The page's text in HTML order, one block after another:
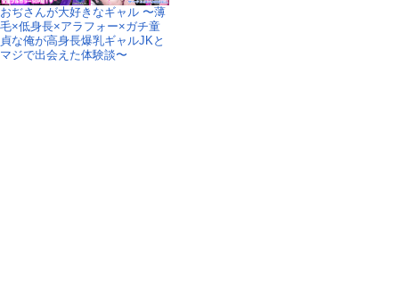
おぢさんが大好きなギャル 〜薄
毛×低身長×アラフォー×ガチ童
貞な俺が高身長爆乳ギャルJKと
マジで出会えた体験談〜